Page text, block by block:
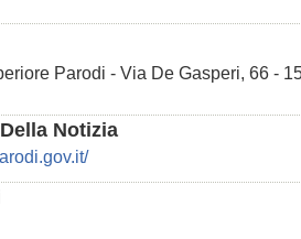
Parodi - Via De Gasperi, 66 -
Notizia